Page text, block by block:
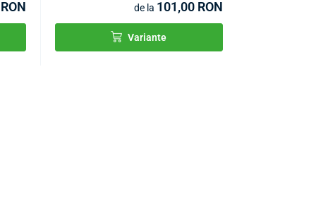
de la 101,00 RON
Variante